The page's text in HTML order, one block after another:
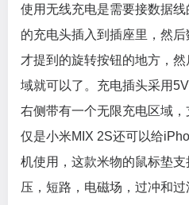
使用无线充电是需要接数据
的充电头插入到插座里，然
才提到的旋转按钮的地方，
域就可以了。充电插头采用
右侧带有一个无限充电区域
仅是小米MIX 2S还可以给
机使用，这款米物的鼠标垫
压，短路，电磁场，过冲和